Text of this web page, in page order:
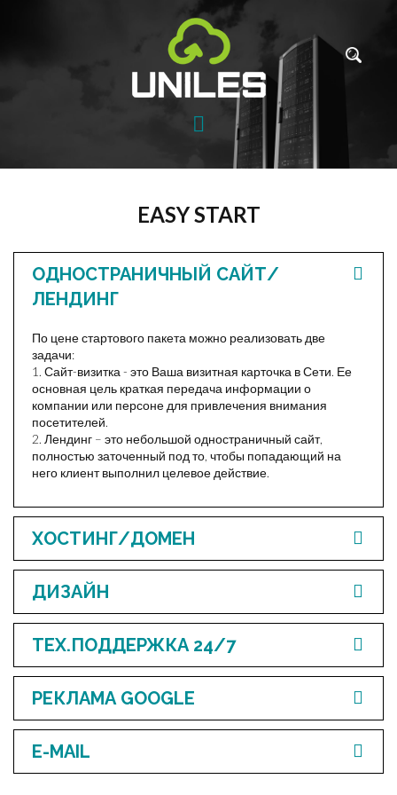
EASY START
ОДНОСТРАНИЧНЫЙ САЙТ/
ЛЕНДИНГ
По цене стартового пакета можно реализовать две
задачи:
1. Сайт-визитка - это Ваша визитная карточка в Сети. Ее
основная цель краткая передача информации о
компании или персоне для привлечения внимания
посетителей.
2. Лендинг – это небольшой одностраничный сайт,
полностью заточенный под то, чтобы попадающий на
него клиент выполнил целевое действие.
ХОСТИНГ/ДОМЕН
ДИЗАЙН
ТЕХ.ПОДДЕРЖКА 24/7
РЕКЛАМА GOOGLE
E-MAIL